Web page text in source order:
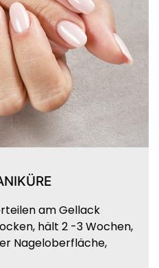
am Gellack
hält 2 -3 Wochen,
Nageloberfläche,